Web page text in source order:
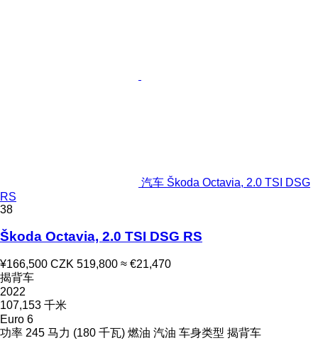
汽车 Škoda Octavia, 2.0 TSI DSG
RS
38
Škoda Octavia, 2.0 TSI DSG RS
¥166,500 CZK 519,800 ≈ €21,470
揭背车
2022
107,153 千米
Euro 6
功率 245 马力 (180 千瓦) 燃油 汽油 车身类型 揭背车